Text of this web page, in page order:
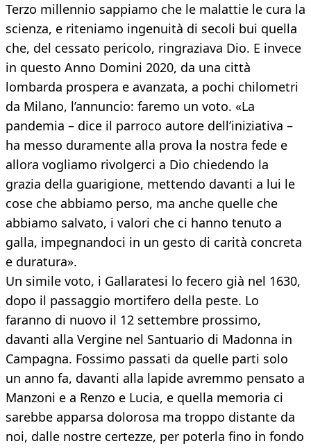
Terzo millennio sappiamo che le malattie le cura la
scienza, e riteniamo ingenuità di secoli bui quella
che, del cessato pericolo, ringraziava Dio. E invece
in questo Anno Domini 2020, da una città
lombarda prospera e avanzata, a pochi chilometri
da Milano, l’annuncio: faremo un voto. «La
pandemia – dice il parroco autore dell’iniziativa –
ha messo duramente alla prova la nostra fede e
allora vogliamo rivolgerci a Dio chiedendo la
grazia della guarigione, mettendo davanti a lui le
cose che abbiamo perso, ma anche quelle che
abbiamo salvato, i valori che ci hanno tenuto a
galla, impegnandoci in un gesto di carità concreta
e duratura».
Un simile voto, i Gallaratesi lo fecero già nel 1630,
dopo il passaggio mortifero della peste. Lo
faranno di nuovo il 12 settembre prossimo,
davanti alla Vergine nel Santuario di Madonna in
Campagna. Fossimo passati da quelle parti solo
un anno fa, davanti alla lapide avremmo pensato a
Manzoni e a Renzo e Lucia, e quella memoria ci
sarebbe apparsa dolorosa ma troppo distante da
noi, dalle nostre certezze, per poterla fino in fondo